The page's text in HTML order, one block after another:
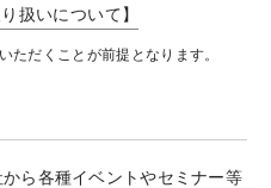
扱いについて】
ただくことが前提となります。
ら各種イベントやセミナー等